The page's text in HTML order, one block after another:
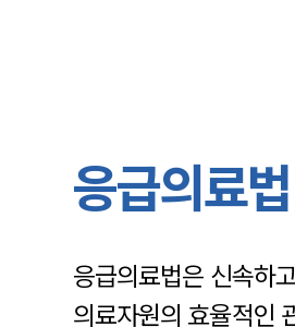
응급의료법
응급의료법은 신속하
의료자원의 효율적인